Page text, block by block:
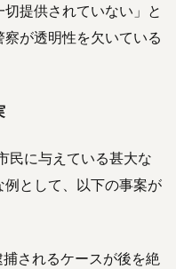
提供されていない」と
が透明性を欠いている
民に与えている甚大な
として、以下の事案が
捕されるケースが後を絶